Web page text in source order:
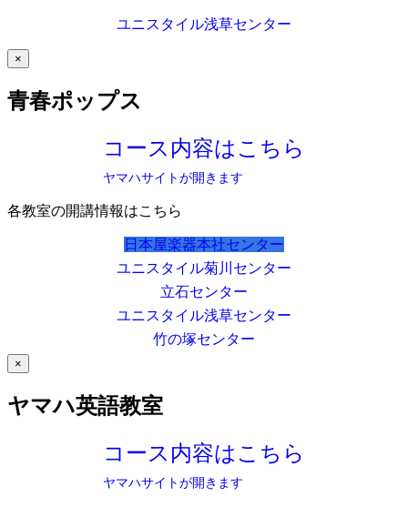
ユニスタイル浅草センター
×
青春ポップス
コース内容はこちら
ヤマハサイトが開きます
各教室の開講情報はこちら
日本屋楽器本社センター
ユニスタイル菊川センター
立石センター
ユニスタイル浅草センター
竹の塚センター
×
ヤマハ英語教室
コース内容はこちら
ヤマハサイトが開きます